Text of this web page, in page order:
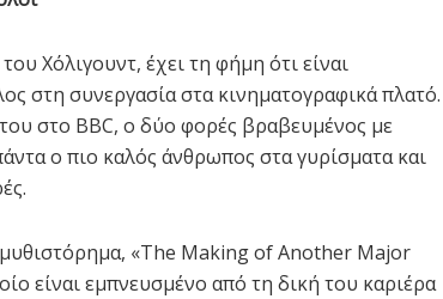
Χόλιγουντ, έχει τη φήμη ότι είναι
στη συνεργασία στα κινηματογραφικά πλατό.
στο BBC, ο δύο φορές βραβευμένος με
ο πιο καλός άνθρωπος στα γυρίσματα και
«The Making of Another Major
είναι εμπνευσμένο από τη δική του καριέρα